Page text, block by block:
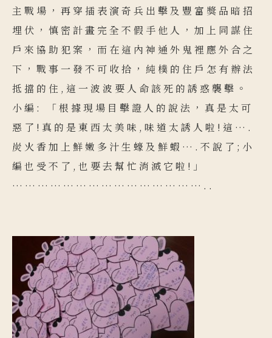
主戰場，再穿插表演奇兵出擊及豐富獎品暗招
埋伏，慎密計畫完全不假手他人，加上同謀住
戶來協助犯案，而在這內神通外鬼裡應外合之
下，戰事一發不可收拾，純樸的住戶怎有辦法
抵擋的住,這一波波要人命該死的誘惑襲擊。
小編: 「根據現場目擊證人的說法，真是太可
惡了!真的是東西太美味,味道太誘人啦!這….
炭火香加上鮮嫩多汁生蠔及鮮蝦….不說了;小
編也受不了,也要去幫忙消滅它啦!」
………………………………………..